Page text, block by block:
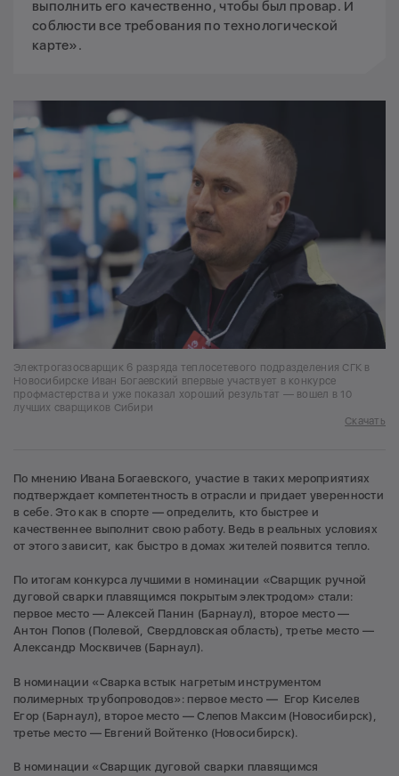
выполнить его качественно, чтобы был провар. И
соблюсти все требования по технологической
карте».
Электрогазосварщик 6 разряда теплосетевого подразделения СГК в
Новосибирске Иван Богаевский впервые участвует в конкурсе
профмастерства и уже показал хороший результат — вошел в 10
лучших сварщиков Сибири
Скачать
По мнению Ивана Богаевского, участие в таких мероприятиях
подтверждает компетентность в отрасли и придает уверенности
в себе. Это как в спорте — определить, кто быстрее и
качественнее выполнит свою работу. Ведь в реальных условиях
от этого зависит, как быстро в домах жителей появится тепло.
По итогам конкурса лучшими в номинации «Сварщик ручной
дуговой сварки плавящимся покрытым электродом» стали:
первое место — Алексей Панин (Барнаул), второе место —
Антон Попов (Полевой, Свердловская область), третье место —
Александр Москвичев (Барнаул).
В номинации «Сварка встык нагретым инструментом
полимерных трубопроводов»: первое место — Егор Киселев
Егор (Барнаул), второе место — Слепов Максим (Новосибирск),
третье место — Евгений Войтенко (Новосибирск).
В номинации «Сварщик дуговой сварки плавящимся